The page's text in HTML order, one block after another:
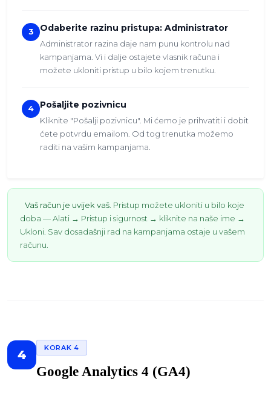
3 Odaberite razinu pristupa: Administrator
Administrator razina daje nam punu kontrolu nad
kampanjama. Vi i dalje ostajete vlasnik računa i
možete ukloniti pristup u bilo kojem trenutku.
4 Pošaljite pozivnicu
Kliknite "Pošalji pozivnicu". Mi ćemo je prihvatiti i dobit
ćete potvrdu emailom. Od tog trenutka možemo
raditi na vašim kampanjama.
Vaš račun je uvijek vaš. Pristup možete ukloniti u bilo koje
doba — Alati → Pristup i sigurnost → kliknite na naše ime →
Ukloni. Sav dosadašnji rad na kampanjama ostaje u vašem
računu.
4 KORAK 4
Google Analytics 4 (GA4)